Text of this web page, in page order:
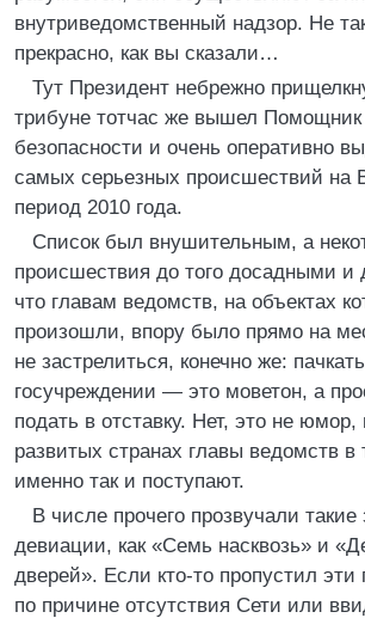
внутриведомственный надзор. Не
прекрасно, как вы сказали…
Тут Президент небрежно
трибуне тотчас же вышел Помощник
безопасности и очень оперативно
самых серьезных происшествий на
период 2010 года.
Список был внушительным, а
происшествия до того досадными
что главам ведомств, на объектах
произошли, впору было прямо на
не застрелиться, конечно же:
госучреждении — это моветон, а
подать в отставку. Нет, это не юмор,
развитых странах главы ведомств в
именно так и поступают.
В числе прочего прозвучали
девиации, как «Семь насквозь» и
дверей». Если кто-то пропустил эти
по причине отсутствия Сети или